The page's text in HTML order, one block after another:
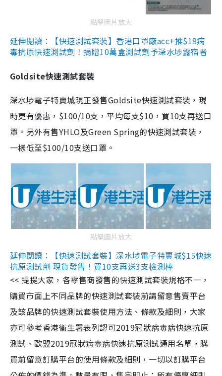
點擊圖片放大
延伸閱讀：【快速測試套裝】香港口罩廠acc+推$18病
毒抗原快速測試劑！捐贈10萬盒測試劑予深水埗露宿者
Goldsite快速測試套裝
深水埗電子特賣城現正發售Goldsite快速測試套裝，現
時更有優惠，$100/10支，平均每支$10，買10支再送口
罩。另外有售YHLO及Green Spring的快速測試套裝，
一樣低至$100/10支送口罩。
點擊圖片放大
延伸閱讀：【快速測試套裝】深水埗電子特賣城$15快速
抗原測試劑 現貨發售！買10支再送3支檢測棒
<< 提提大家，各零售商發售的快速測試套裝規格不一，
購買市面上不同品牌的快速測試套裝前請留意售賣平台
及該品牌的快速測試套裝使用方法、條款及細則，大家
亦可參考香港衞生署表列認可2019冠狀病毒病快速抗原
測試、歐盟2019冠狀病毒病快速抗原測試通用名單，購
買前留意訂購平台的使用條款及細則，一切以訂購平台